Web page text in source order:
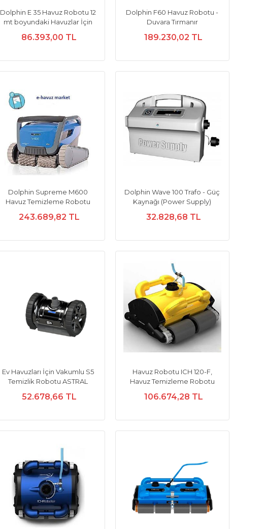
Dolphin E 35 Havuz Robotu 12
mt boyundaki Havuzlar İçin
86.393,00 TL
Dolphin F60 Havuz Robotu -
Duvara Tırmanır
189.230,02 TL
Dolphin Supreme M600
Havuz Temizleme Robotu
243.689,82 TL
Dolphin Wave 100 Trafo - Güç
Kaynağı (Power Supply)
32.828,68 TL
Ev Havuzları İçin Vakumlu S5
Temizlik Robotu ASTRAL
52.678,66 TL
Havuz Robotu ICH 120-F,
Havuz Temizleme Robotu
106.674,28 TL